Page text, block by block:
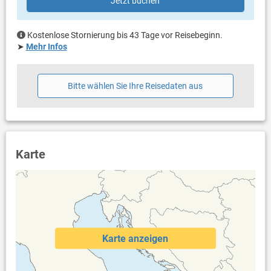
Handtücher vorhanden
Internet per WLAN
Kostenlose Stornierung bis 43 Tage vor Reisebeginn.
➤ Mehr Infos
Bitte wählen Sie Ihre Reisedaten aus
Karte
Karte anzeigen